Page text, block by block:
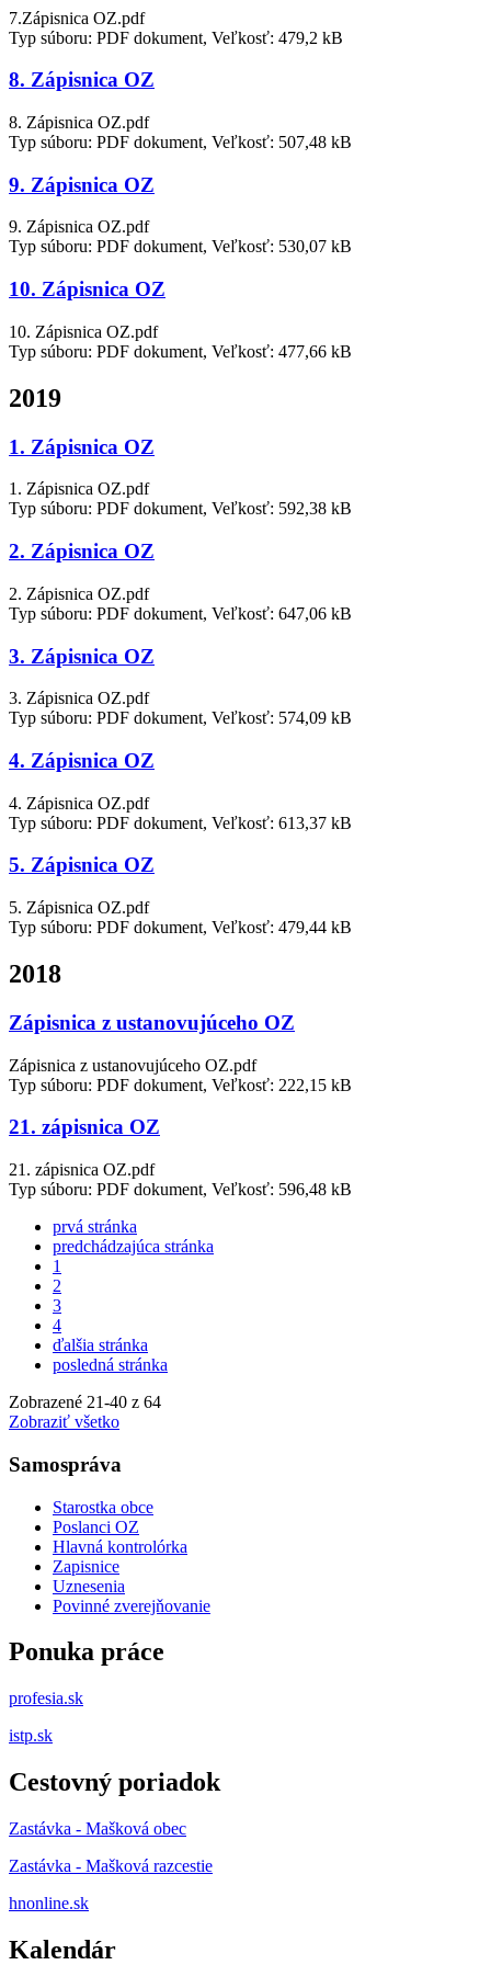
7.Zápisnica OZ.pdf
Typ súboru: PDF dokument, Veľkosť: 479,2 kB
8. Zápisnica OZ
8. Zápisnica OZ.pdf
Typ súboru: PDF dokument, Veľkosť: 507,48 kB
9. Zápisnica OZ
9. Zápisnica OZ.pdf
Typ súboru: PDF dokument, Veľkosť: 530,07 kB
10. Zápisnica OZ
10. Zápisnica OZ.pdf
Typ súboru: PDF dokument, Veľkosť: 477,66 kB
2019
1. Zápisnica OZ
1. Zápisnica OZ.pdf
Typ súboru: PDF dokument, Veľkosť: 592,38 kB
2. Zápisnica OZ
2. Zápisnica OZ.pdf
Typ súboru: PDF dokument, Veľkosť: 647,06 kB
3. Zápisnica OZ
3. Zápisnica OZ.pdf
Typ súboru: PDF dokument, Veľkosť: 574,09 kB
4. Zápisnica OZ
4. Zápisnica OZ.pdf
Typ súboru: PDF dokument, Veľkosť: 613,37 kB
5. Zápisnica OZ
5. Zápisnica OZ.pdf
Typ súboru: PDF dokument, Veľkosť: 479,44 kB
2018
Zápisnica z ustanovujúceho OZ
Zápisnica z ustanovujúceho OZ.pdf
Typ súboru: PDF dokument, Veľkosť: 222,15 kB
21. zápisnica OZ
21. zápisnica OZ.pdf
Typ súboru: PDF dokument, Veľkosť: 596,48 kB
prvá stránka
predchádzajúca stránka
1
2
3
4
ďalšia stránka
posledná stránka
Zobrazené 21-40 z 64
Zobraziť všetko
Samospráva
Starostka obce
Poslanci OZ
Hlavná kontrolórka
Zapisnice
Uznesenia
Povinné zverejňovanie
Ponuka práce
profesia.sk
istp.sk
Cestovný poriadok
Zastávka - Mašková obec
Zastávka - Mašková razcestie
hnonline.sk
Kalendár